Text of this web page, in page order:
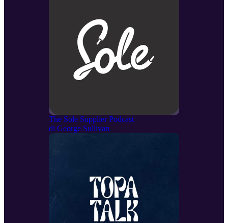
The Sole Supplier Podcast
di George Sullivan